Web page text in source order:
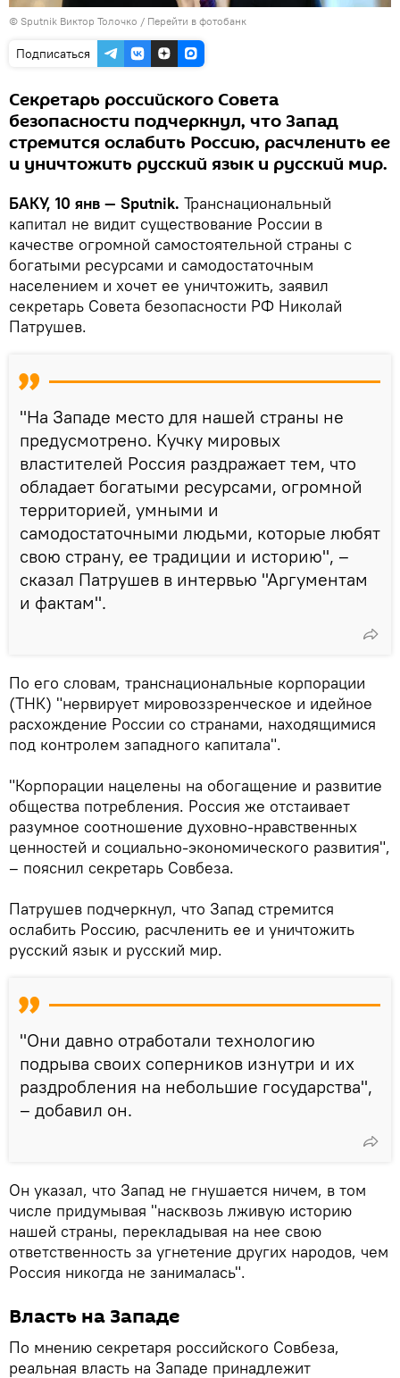
© Sputnik Виктор Толочко / Перейти в фотобанк
Подписаться
Секретарь российского Совета
безопасности подчеркнул, что Запад
стремится ослабить Россию, расчленить ее
и уничтожить русский язык и русский мир.
БАКУ, 10 янв — Sputnik. Транснациональный
капитал не видит существование России в
качестве огромной самостоятельной страны с
богатыми ресурсами и самодостаточным
населением и хочет ее уничтожить, заявил
секретарь Совета безопасности РФ Николай
Патрушев.
"На Западе место для нашей страны не
предусмотрено. Кучку мировых
властителей Россия раздражает тем, что
обладает богатыми ресурсами, огромной
территорией, умными и
самодостаточными людьми, которые любят
свою страну, ее традиции и историю", –
сказал Патрушев в интервью "Аргументам
и фактам".
По его словам, транснациональные корпорации
(ТНК) "нервирует мировоззренческое и идейное
расхождение России со странами, находящимися
под контролем западного капитала".
"Корпорации нацелены на обогащение и развитие
общества потребления. Россия же отстаивает
разумное соотношение духовно-нравственных
ценностей и социально-экономического развития",
– пояснил секретарь Совбеза.
Патрушев подчеркнул, что Запад стремится
ослабить Россию, расчленить ее и уничтожить
русский язык и русский мир.
"Они давно отработали технологию
подрыва своих соперников изнутри и их
раздробления на небольшие государства",
– добавил он.
Он указал, что Запад не гнушается ничем, в том
числе придумывая "насквозь лживую историю
нашей страны, перекладывая на нее свою
ответственность за угнетение других народов, чем
Россия никогда не занималась".
Власть на Западе
По мнению секретаря российского Совбеза,
реальная власть на Западе принадлежит